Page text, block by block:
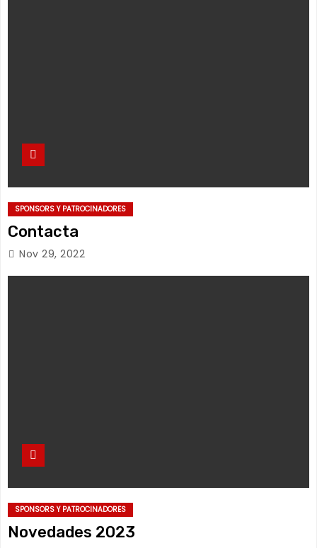
SPONSORS Y PATROCINADORES
Contacta
Nov 29, 2022
SPONSORS Y PATROCINADORES
Novedades 2023